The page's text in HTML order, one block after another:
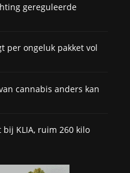
gereguleerde
per ongeluk pakket vol
cannabis anders kan
KLIA, ruim 260 kilo